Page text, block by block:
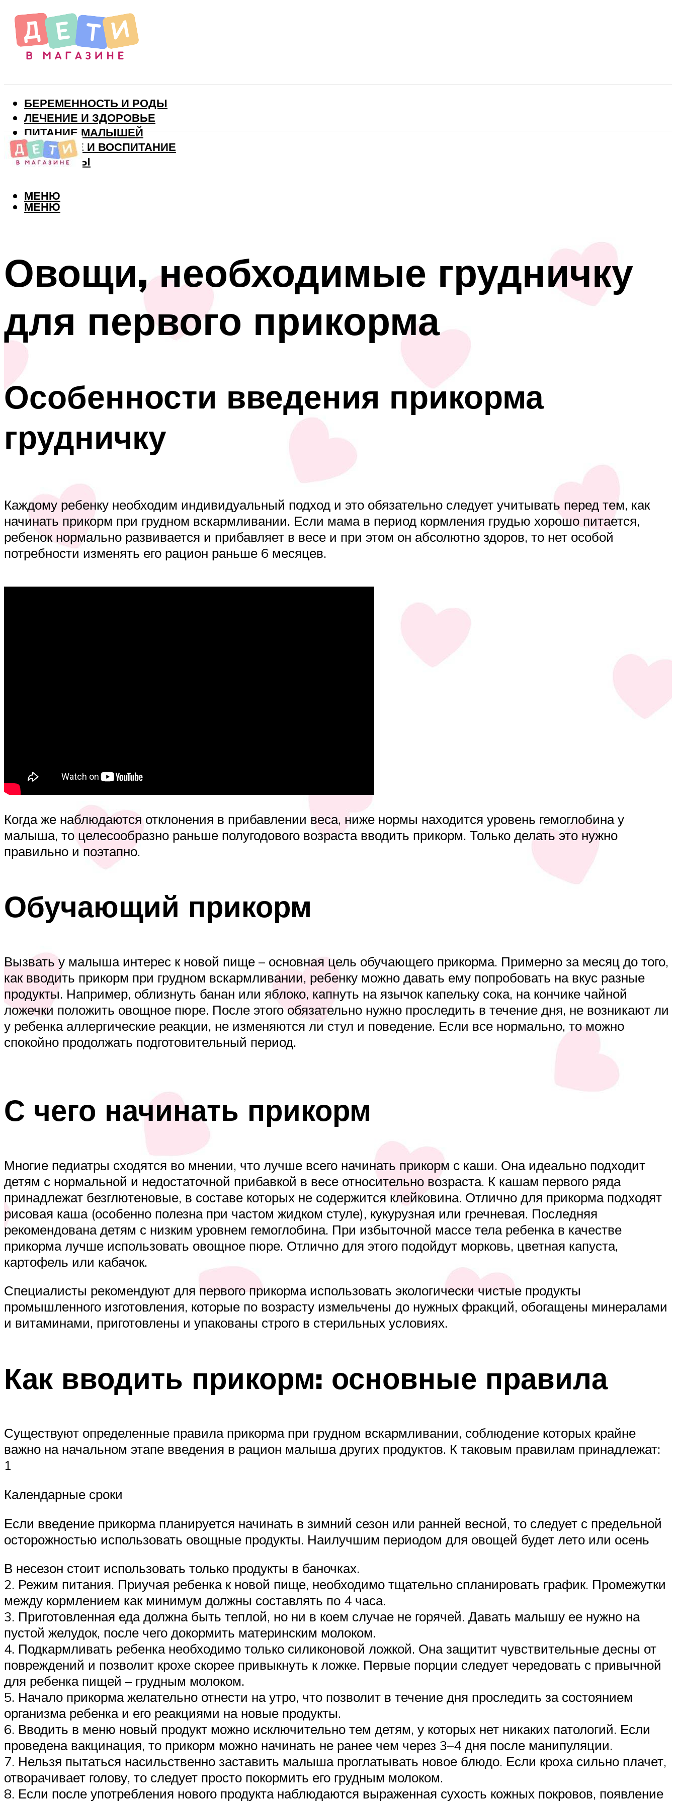
БЕРЕМЕННОСТЬ И РОДЫ
ЛЕЧЕНИЕ И ЗДОРОВЬЕ
ПИТАНИЕ МАЛЫШЕЙ
РАЗВИТИЕ И ВОСПИТАНИЕ
ВИТАМИНЫ
МЕНЮ
МЕНЮ
Овощи, необходимые грудничку
для первого прикорма
Особенности введения прикорма
грудничку
Каждому ребенку необходим индивидуальный подход и это обязательно следует учитывать перед тем, как
начинать прикорм при грудном вскармливании. Если мама в период кормления грудью хорошо питается,
ребенок нормально развивается и прибавляет в весе и при этом он абсолютно здоров, то нет особой
потребности изменять его рацион раньше 6 месяцев.
Когда же наблюдаются отклонения в прибавлении веса, ниже нормы находится уровень гемоглобина у
малыша, то целесообразно раньше полугодового возраста вводить прикорм. Только делать это нужно
правильно и поэтапно.
Обучающий прикорм
Вызвать у малыша интерес к новой пище – основная цель обучающего прикорма. Примерно за месяц до того,
как вводить прикорм при грудном вскармливании, ребенку можно давать ему попробовать на вкус разные
продукты. Например, облизнуть банан или яблоко, капнуть на язычок капельку сока, на кончике чайной
ложечки положить овощное пюре. После этого обязательно нужно проследить в течение дня, не возникают ли
у ребенка аллергические реакции, не изменяются ли стул и поведение. Если все нормально, то можно
спокойно продолжать подготовительный период.
С чего начинать прикорм
Многие педиатры сходятся во мнении, что лучше всего начинать прикорм с каши. Она идеально подходит
детям с нормальной и недостаточной прибавкой в весе относительно возраста. К кашам первого ряда
принадлежат безглютеновые, в составе которых не содержится клейковина. Отлично для прикорма подходят
рисовая каша (особенно полезна при частом жидком стуле), кукурузная или гречневая. Последняя
рекомендована детям с низким уровнем гемоглобина. При избыточной массе тела ребенка в качестве
прикорма лучше использовать овощное пюре. Отлично для этого подойдут морковь, цветная капуста,
картофель или кабачок.
Специалисты рекомендуют для первого прикорма использовать экологически чистые продукты
промышленного изготовления, которые по возрасту измельчены до нужных фракций, обогащены минералами
и витаминами, приготовлены и упакованы строго в стерильных условиях.
Как вводить прикорм: основные правила
Существуют определенные правила прикорма при грудном вскармливании, соблюдение которых крайне
важно на начальном этапе введения в рацион малыша других продуктов. К таковым правилам принадлежат:
1
Календарные сроки
Если введение прикорма планируется начинать в зимний сезон или ранней весной, то следует с предельной
осторожностью использовать овощные продукты. Наилучшим периодом для овощей будет лето или осень
В несезон стоит использовать только продукты в баночках.
2. Режим питания. Приучая ребенка к новой пище, необходимо тщательно спланировать график. Промежутки
между кормлением как минимум должны составлять по 4 часа.
3. Приготовленная еда должна быть теплой, но ни в коем случае не горячей. Давать малышу ее нужно на
пустой желудок, после чего докормить материнским молоком.
4. Подкармливать ребенка необходимо только силиконовой ложкой. Она защитит чувствительные десны от
повреждений и позволит крохе скорее привыкнуть к ложке. Первые порции следует чередовать с привычной
для ребенка пищей – грудным молоком.
5. Начало прикорма желательно отнести на утро, что позволит в течение дня проследить за состоянием
организма ребенка и его реакциями на новые продукты.
6. Вводить в меню новый продукт можно исключительно тем детям, у которых нет никаких патологий. Если
проведена вакцинация, то прикорм можно начинать не ранее чем через 3–4 дня после манипуляции.
7. Нельзя пытаться насильственно заставить малыша проглатывать новое блюдо. Если кроха сильно плачет,
отворачивает голову, то следует просто покормить его грудным молоком.
8. Если после употребления нового продукта наблюдаются выраженная сухость кожных покровов, появление